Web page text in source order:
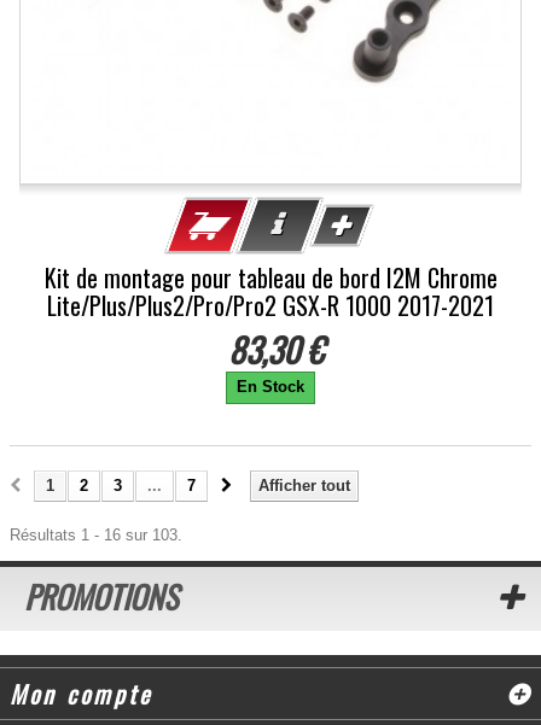
Kit de montage pour tableau de bord I2M Chrome
Lite/Plus/Plus2/Pro/Pro2 GSX-R 1000 2017-2021
83,30 €
En Stock
Afficher tout
1 2 3 ... 7
Résultats 1 - 16 sur 103.
PROMOTIONS
Mon compte